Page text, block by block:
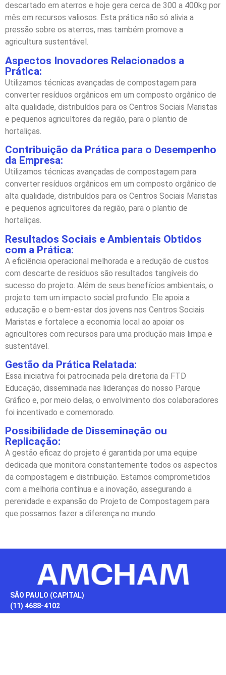
descartado em aterros e hoje gera cerca de 300 a 400kg por
mês em recursos valiosos. Esta prática não só alivia a
pressão sobre os aterros, mas também promove a
agricultura sustentável.
Aspectos Inovadores Relacionados a
Prática:
Utilizamos técnicas avançadas de compostagem para
converter resíduos orgânicos em um composto orgânico de
alta qualidade, distribuídos para os Centros Sociais Maristas
e pequenos agricultores da região, para o plantio de
hortaliças.
Contribuição da Prática para o Desempenho
da Empresa:
Utilizamos técnicas avançadas de compostagem para
converter resíduos orgânicos em um composto orgânico de
alta qualidade, distribuídos para os Centros Sociais Maristas
e pequenos agricultores da região, para o plantio de
hortaliças.
Resultados Sociais e Ambientais Obtidos
com a Prática:
A eficiência operacional melhorada e a redução de custos
com descarte de resíduos são resultados tangíveis do
sucesso do projeto. Além de seus benefícios ambientais, o
projeto tem um impacto social profundo. Ele apoia a
educação e o bem-estar dos jovens nos Centros Sociais
Maristas e fortalece a economia local ao apoiar os
agricultores com recursos para uma produção mais limpa e
sustentável.
Gestão da Prática Relatada:
Essa iniciativa foi patrocinada pela diretoria da FTD
Educação, disseminada nas lideranças do nosso Parque
Gráfico e, por meio delas, o envolvimento dos colaboradores
foi incentivado e comemorado.
Possibilidade de Disseminação ou
Replicação:
A gestão eficaz do projeto é garantida por uma equipe
dedicada que monitora constantemente todos os aspectos
da compostagem e distribuição. Estamos comprometidos
com a melhoria contínua e a inovação, assegurando a
perenidade e expansão do Projeto de Compostagem para
que possamos fazer a diferença no mundo.
SÃO PAULO (CAPITAL)
(11) 4688-4102